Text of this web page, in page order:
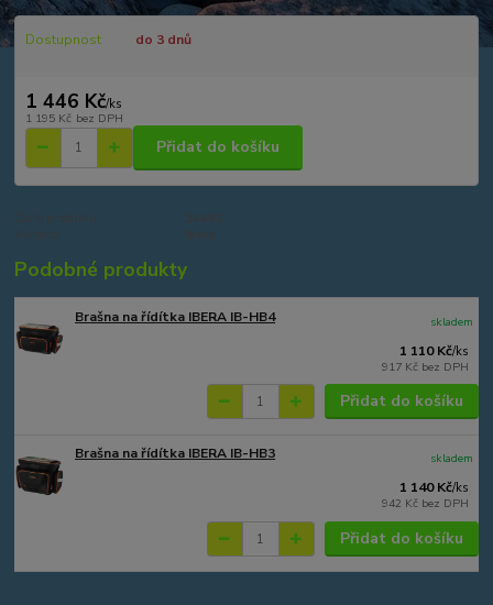
Dostupnost do 3 dnů
1 446 Kč/ks
1 195 Kč bez DPH
Přidat do košíku
Podobné produkty
Brašna na řídítka IBERA IB-HB4
1 110 Kč/ks
917 Kč bez DPH
skladem
Přidat do košíku
Brašna na řídítka IBERA IB-HB3
1 140 Kč/ks
942 Kč bez DPH
skladem
Přidat do košíku